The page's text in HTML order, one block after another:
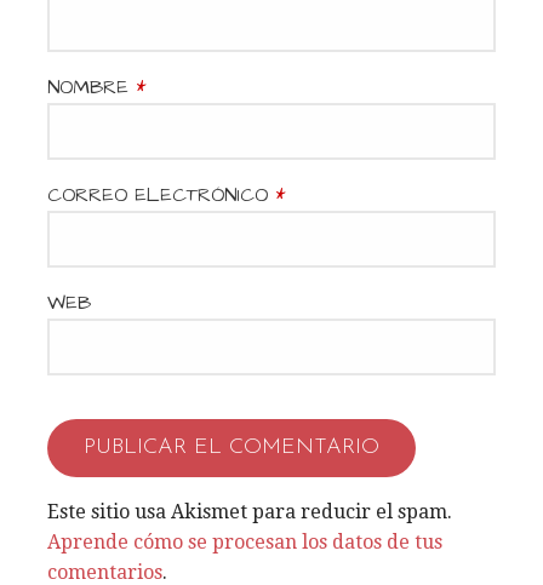
NOMBRE *
CORREO ELECTRÓNICO *
WEB
Este sitio usa Akismet para reducir el spam.
Aprende cómo se procesan los datos de tus
comentarios.